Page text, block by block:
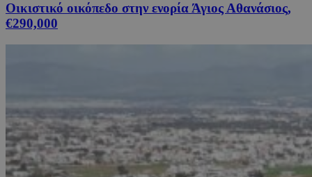
Οικιστικό οικόπεδο στην ενορία Άγιος Αθανάσιος,
€290,000